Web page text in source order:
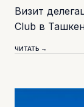
Визит
Club в
ЧИТАТЬ →